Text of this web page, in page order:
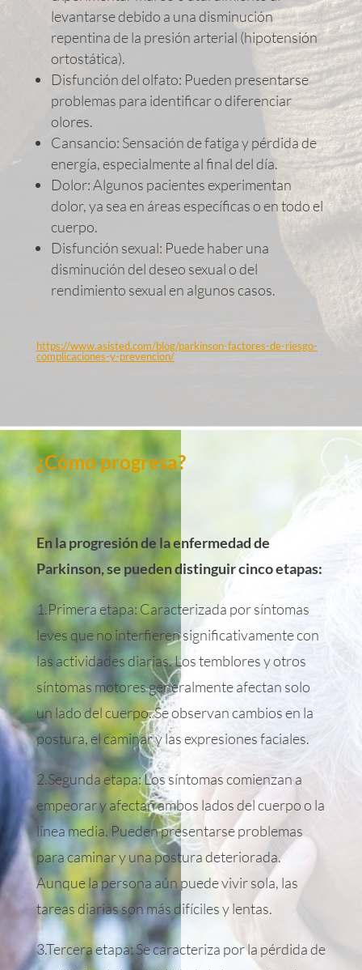
levantarse debido a una disminución
repentina de la presión arterial (hipotensión
ortostática).
Disfunción del olfato: Pueden presentarse
problemas para identificar o diferenciar
olores.
Cansancio: Sensación de fatiga y pérdida de
energía, especialmente al final del día.
Dolor: Algunos pacientes experimentan
dolor, ya sea en áreas específicas o en todo el
cuerpo.
Disfunción sexual: Puede haber una
disminución del deseo sexual o del
rendimiento sexual en algunos casos.
https://www.asisted.com/blog/parkinson-factores-de-riesgo-
complicaciones-y-prevencion/
¿Cómo progresa?
En la progresión de la enfermedad de
Parkinson, se pueden distinguir cinco etapas:
1.Primera etapa: Caracterizada por síntomas
leves que no interfieren significativamente con
las actividades diarias. Los temblores y otros
síntomas motores generalmente afectan solo
un lado del cuerpo. Se observan cambios en la
postura, el caminar y las expresiones faciales.
2.Segunda etapa: Los síntomas comienzan a
empeorar y afectan ambos lados del cuerpo o la
línea media. Pueden presentarse problemas
para caminar y una postura deteriorada.
Aunque la persona aún puede vivir sola, las
tareas diarias son más difíciles y lentas.
3.Tercera etapa: Se caracteriza por la pérdida de